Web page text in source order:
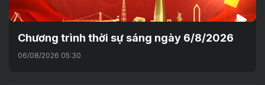
Chương trình thời sự sáng ngày 6/8/2026
06/08/2026 05:30